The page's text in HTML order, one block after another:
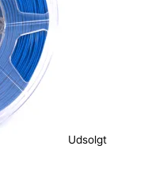
Udsolgt